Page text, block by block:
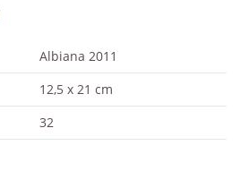
Albiana 2011
12,5 x 21 cm
32